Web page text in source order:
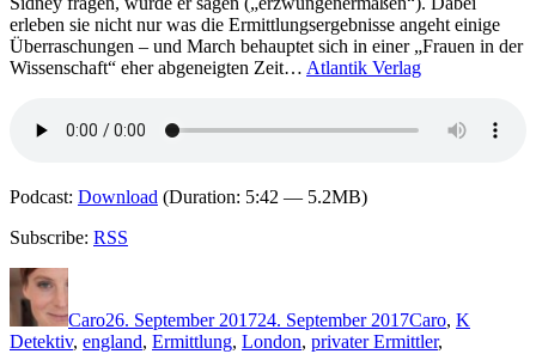
erleben sie nicht nur was die Ermittlungsergebnisse angeht einige
Überraschungen – und March behauptet sich in einer „Frauen in der
Wissenschaft“ eher abgeneigten Zeit… Atlantik Verlag
Podcast: Download (Duration: 5:42 — 5.2MB)
Subscribe: RSS
Autor
Caro26. September 201724. September 2017Caro, K
Detektiv, england, Ermittlung, London, privater Ermittler,